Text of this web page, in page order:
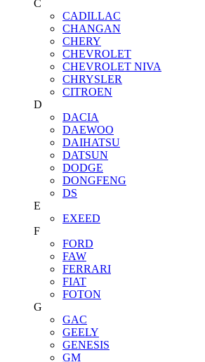
C
CADILLAC
CHANGAN
CHERY
CHEVROLET
CHEVROLET NIVA
CHRYSLER
CITROEN
D
DACIA
DAEWOO
DAIHATSU
DATSUN
DODGE
DONGFENG
DS
E
EXEED
F
FORD
FAW
FERRARI
FIAT
FOTON
G
GAC
GEELY
GENESIS
GM